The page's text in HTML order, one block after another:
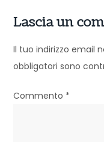
i
a
i
Lascia un
Il tuo indirizzo email
obbligatori sono
Commento *